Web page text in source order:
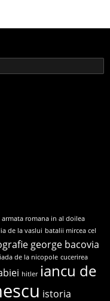
armata romana in al doilea
de la vaslui batalii mircea cel
george bacovia
de la nicopole cucerirea
hitler iancu de
istoria